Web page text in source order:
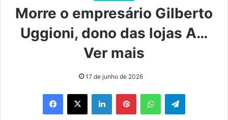
Morre o empresário Gilberto
Uggioni, dono das lojas A…
Ver mais
17 de junho de 2026
Facebook
X LinkedinPinterestWhatsAppTelegram